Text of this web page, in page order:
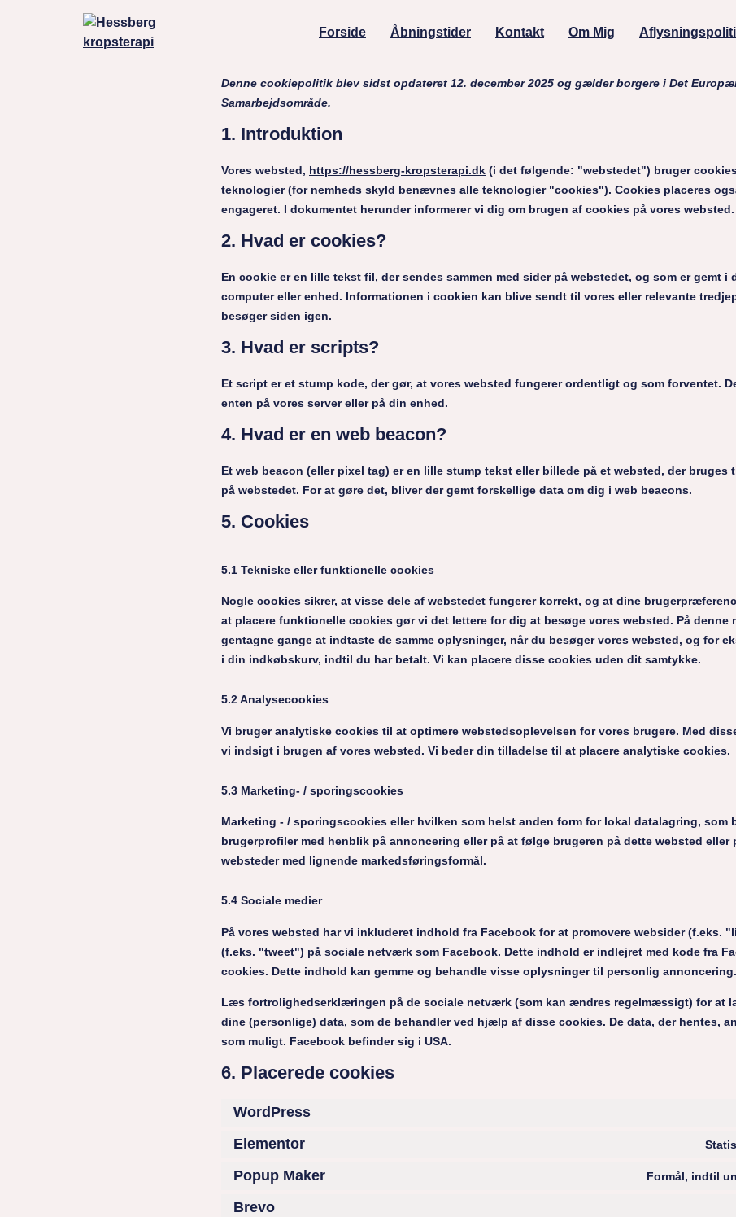
Forside Åbningstider Kontakt Om Mig
Denne cookiepolitik blev sidst opdateret 12. december 2025 og gælder borgere i Det
Samarbejdsområde.
1. Introduktion
Vores websted, https://hessberg-kropsterapi.dk (i det følgende: "webstedet") bruger
teknologier (for nemheds skyld benævnes alle teknologier "cookies"). Cookies placeres
engageret. I dokumentet herunder informerer vi dig om brugen af ​​cookies på vores websted.
2. Hvad er cookies?
En cookie er en lille tekst fil, der sendes sammen med sider på webstedet, og som er gemt i
computer eller enhed. Informationen i cookien kan blive sendt til vores eller relevante
besøger siden igen.
3. Hvad er scripts?
Et script er et stump kode, der gør, at vores websted fungerer ordentligt og som forventet.
enten på vores server eller på din enhed.
4. Hvad er en web beacon?
Et web beacon (eller pixel tag) er en lille stump tekst eller billede på et websted, der bruges
på webstedet. For at gøre det, bliver der gemt forskellige data om dig i web beacons.
5. Cookies
5.1 Tekniske eller funktionelle cookies
Nogle cookies sikrer, at visse dele af webstedet fungerer korrekt, og at dine
at placere funktionelle cookies gør vi det lettere for dig at besøge vores websted. På denne
gentagne gange at indtaste de samme oplysninger, når du besøger vores websted, og for
i din indkøbskurv, indtil du har betalt. Vi kan placere disse cookies uden dit samtykke.
5.2 Analysecookies
Vi bruger analytiske cookies til at optimere webstedsoplevelsen for vores brugere. Med
vi indsigt i brugen af ​​vores websted. Vi beder din tilladelse til at placere analytiske cookies.
5.3 Marketing- / sporingscookies
Marketing - / sporingscookies eller hvilken som helst anden form for lokal datalagring, som
brugerprofiler med henblik på annoncering eller på at følge brugeren på dette websted eller
websteder med lignende markedsføringsformål.
5.4 Sociale medier
På vores websted har vi inkluderet indhold fra Facebook for at promovere websider (f.eks.
(f.eks. "tweet") på sociale netværk som Facebook. Dette indhold er indlejret med kode fra
cookies. Dette indhold kan gemme og behandle visse oplysninger til personlig annoncering.
Læs fortrolighedserklæringen på de sociale netværk (som kan ændres regelmæssigt) for at
dine (personlige) data, som de behandler ved hjælp af disse cookies. De data, der hentes,
som muligt. Facebook befinder sig i USA.
6. Placerede cookies
WordPress
Elementor
Popup Maker Formål, indtil
Brevo